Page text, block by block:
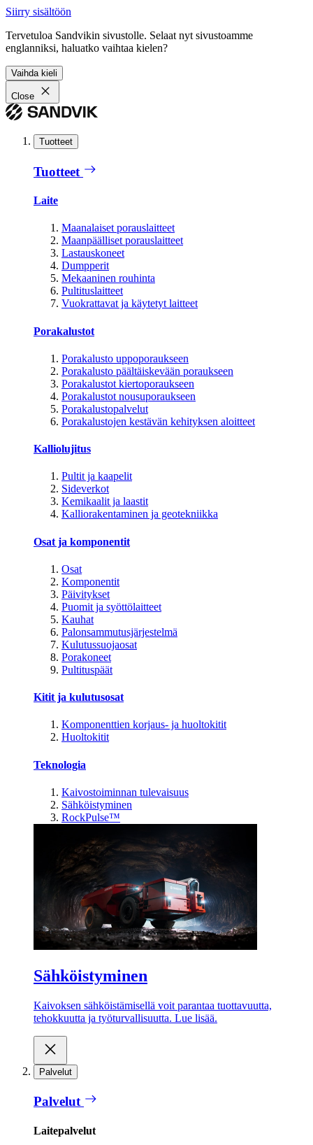
Siirry sisältöön
Tervetuloa Sandvikin sivustolle. Selaat nyt sivustoamme
englanniksi, haluatko vaihtaa kielen?
Vaihda kieli
Close
Tuotteet
Tuotteet
Laite
Maanalaiset porauslaitteet
Maanpäälliset porauslaitteet
Lastauskoneet
Dumpperit
Mekaaninen rouhinta
Pultituslaitteet
Vuokrattavat ja käytetyt laitteet
Porakalustot
Porakalusto uppoporaukseen
Porakalusto päältäiskevään poraukseen
Porakalustot kiertoporaukseen
Porakalustot nousuporaukseen
Porakalustopalvelut
Porakalustojen kestävän kehityksen aloitteet
Kalliolujitus
Pultit ja kaapelit
Sideverkot
Kemikaalit ja laastit
Kalliorakentaminen ja geotekniikka
Osat ja komponentit
Osat
Komponentit
Päivitykset
Puomit ja syöttölaitteet
Kauhat
Palonsammutusjärjestelmä
Kulutussuojaosat
Porakoneet
Pultituspäät
Kitit ja kulutusosat
Komponenttien korjaus- ja huoltokitit
Huoltokitit
Teknologia
Kaivostoiminnan tulevaisuus
Sähköistyminen
RockPulse™
Sähköistyminen
Kaivoksen sähköistämisellä voit parantaa tuottavuutta,
tehokkuutta ja työturvallisuutta. Lue lisää.
Palvelut
Palvelut
Laitepalvelut